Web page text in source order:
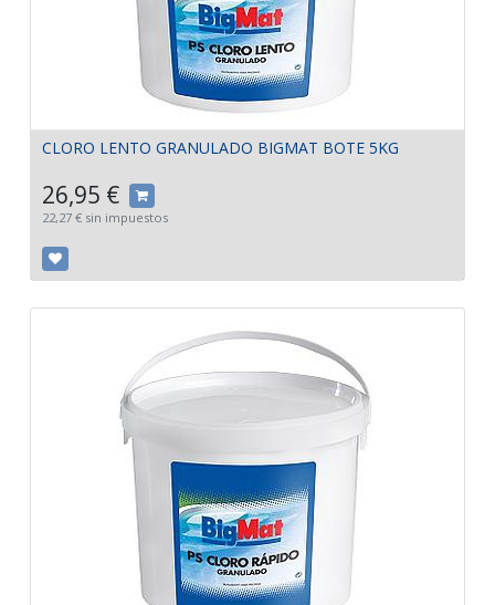
CLORO LENTO GRANULADO BIGMAT BOTE 5KG
26,95 €
22,27 € sin impuestos